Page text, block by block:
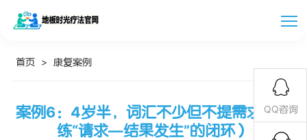
首页 > 康复案例
案例6：4岁半，词汇不少但不提需求（训
练“请求—结果发生”的闭环）
QQ咨询